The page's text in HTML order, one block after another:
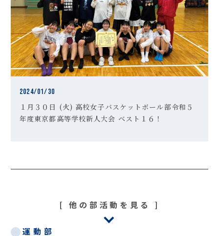
2024/01/30
１月３０日 (火) 高校女子バスケットボール部令和５
年度東京都高等学校新人大会 ベスト１６！
他の部活動を見る
運動部